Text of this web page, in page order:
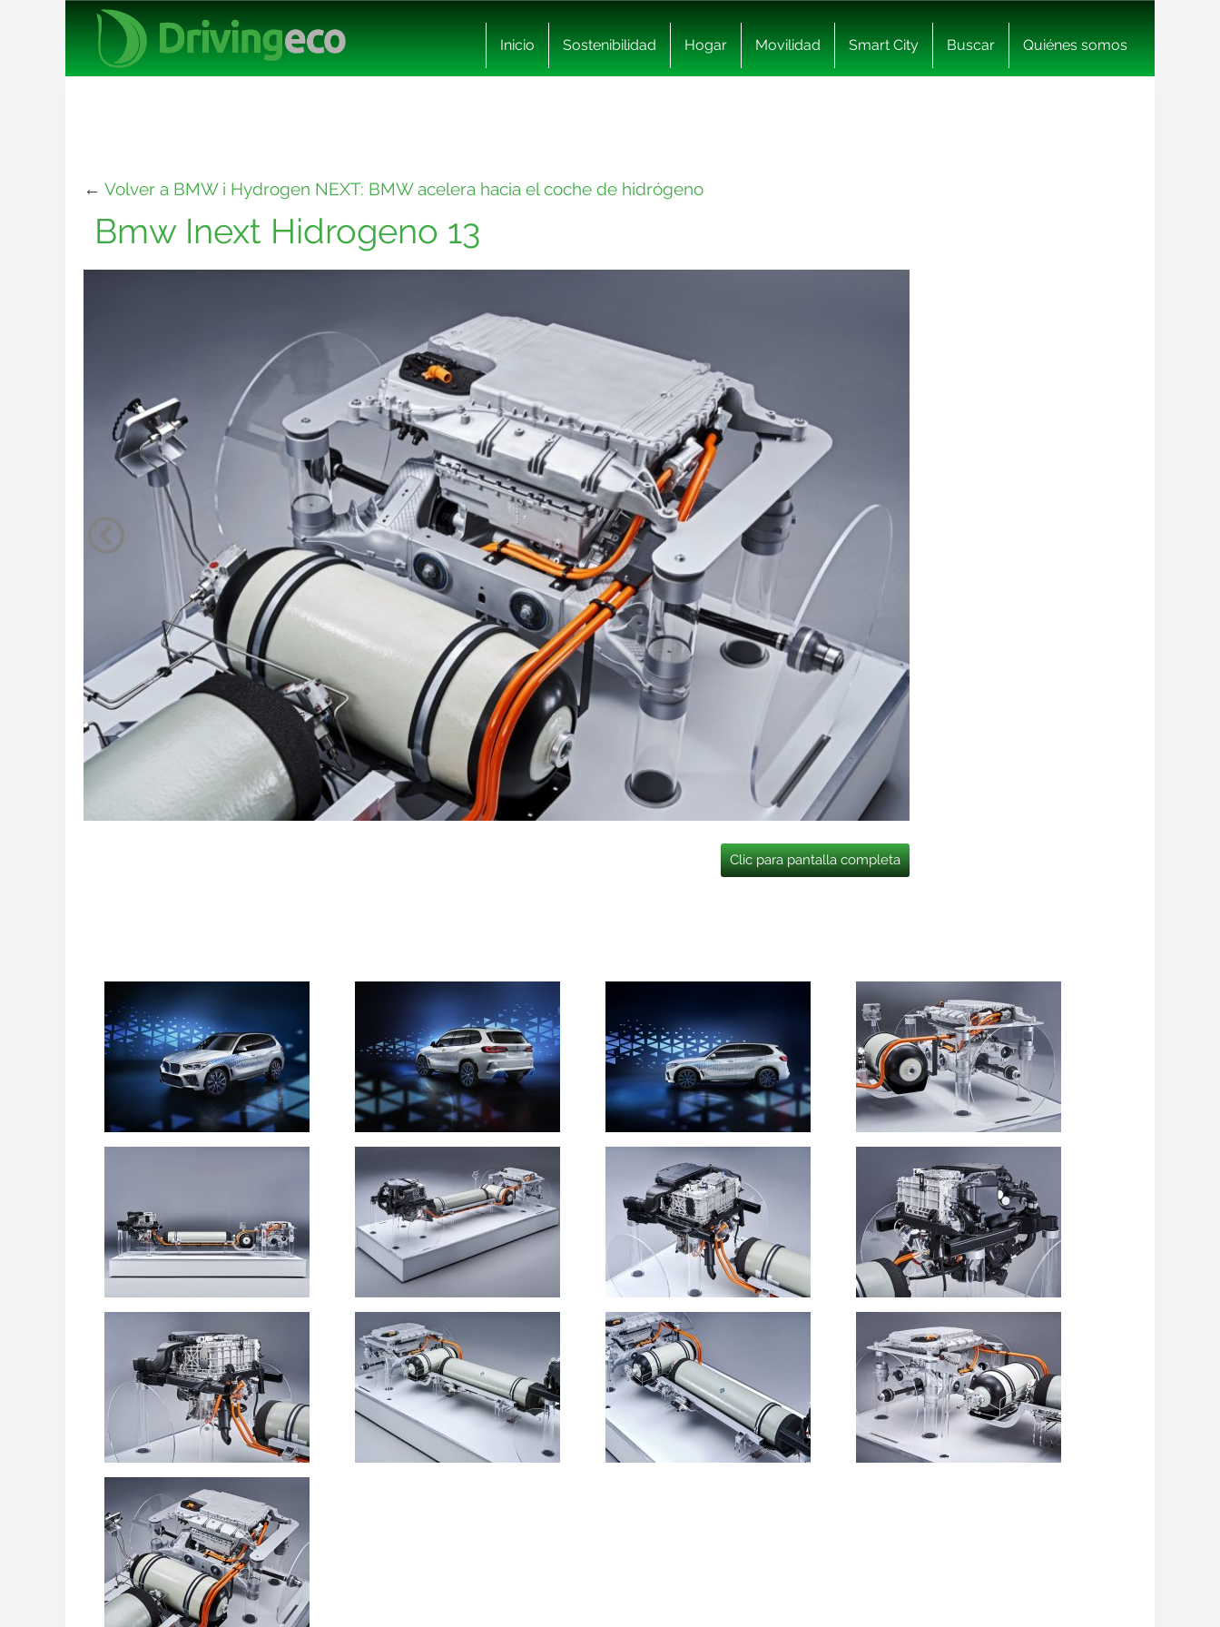
Inicio Sostenibilidad Hogar Movilidad Smart City Buscar Quiénes somos
← Volver a BMW i Hydrogen NEXT: BMW acelera hacia el coche de hidrógeno
Bmw Inext Hidrogeno 13
Clic para pantalla completa